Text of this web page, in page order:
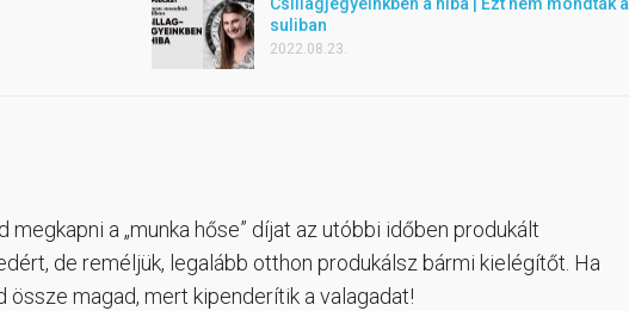
suliban
2022.08.23.
megkapni a „munka hőse” díjat az utóbbi időben produkált
de reméljük, legalább otthon produkálsz bármi kielégítőt. Ha
össze magad, mert kipenderítik a valagadat!